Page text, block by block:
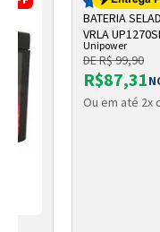
BATERIA
VRLA
Unipower
DE R$ 99,90
R$87,31
Ou em até 2x